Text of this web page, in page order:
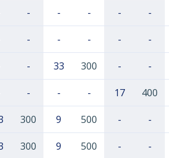
- - - - -
- - - - -
- 33 300 - -
- - - 17 400
300 9 500 - -
300 9 500 - -